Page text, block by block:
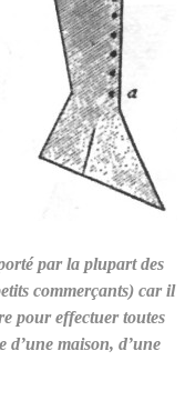
par la plupart des
commerçants) car il
pour effectuer toutes
d’une maison, d’une